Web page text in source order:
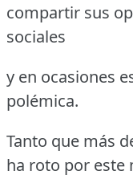
compartir sus
sociales
y en ocasiones
polémica.
Tanto que más
ha roto por este